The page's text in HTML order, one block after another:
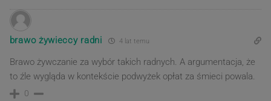
brawo żywieccy radni 4 lat temu
Brawo żywczanie za wybór takich radnych. A argumentacja, że
to źle wygląda w kontekście podwyżek opłat za śmieci powala.
0